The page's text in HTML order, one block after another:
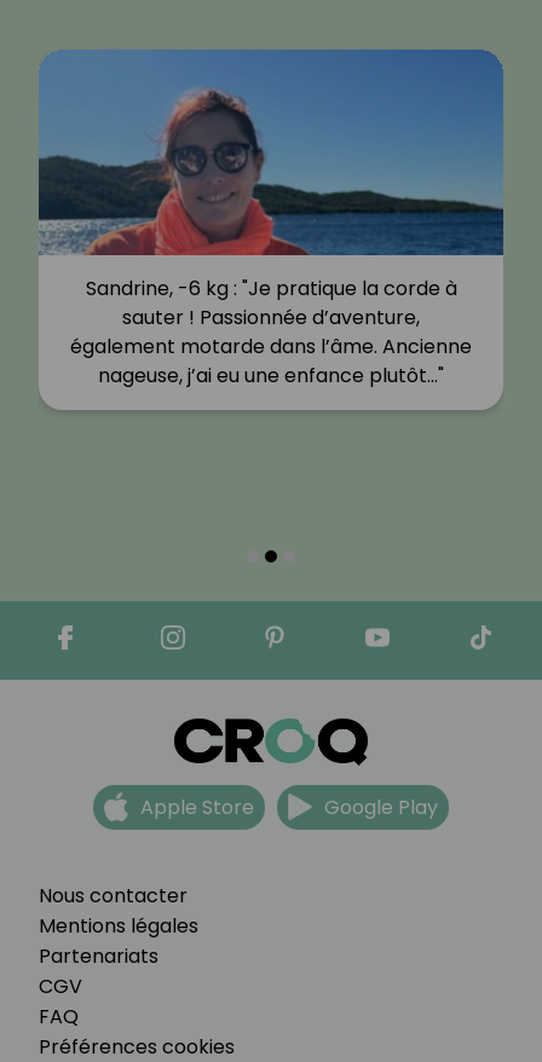
Sandrine, -6 kg : "Je pratique la corde à
sauter ! Passionnée d’aventure,
également motarde dans l’âme. Ancienne
nageuse, j’ai eu une enfance plutôt…"
Nous contacter
Mentions légales
Partenariats
CGV
FAQ
Préférences cookies
Apple Store Google Play